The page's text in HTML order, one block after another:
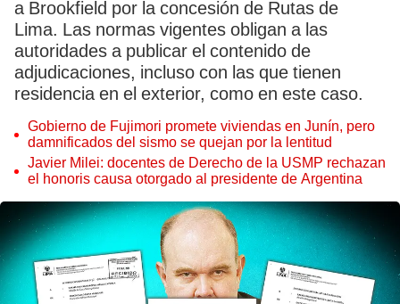
a Brookfield por la concesión de Rutas de
Lima. Las normas vigentes obligan a las
autoridades a publicar el contenido de
adjudicaciones, incluso con las que tienen
residencia en el exterior, como en este caso.
Gobierno de Fujimori promete viviendas en Junín, pero
damnificados del sismo se quejan por la lentitud
Javier Milei: docentes de Derecho de la USMP rechazan
el honoris causa otorgado al presidente de Argentina